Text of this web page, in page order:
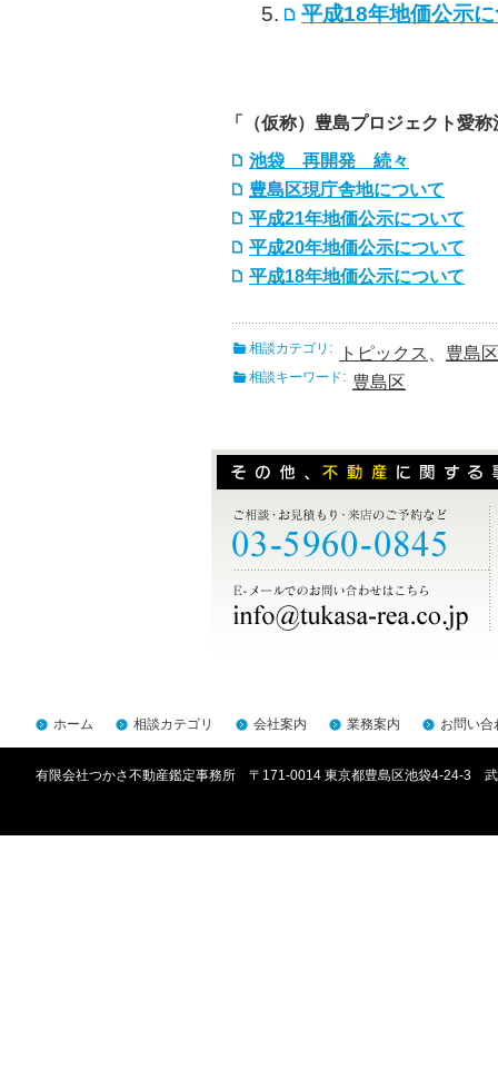
平成18年地価公示
「（仮称）豊島プロジェクト愛
池袋 再開発 続々
豊島区現庁舎地について
平成21年地価公示について
平成20年地価公示について
平成18年地価公示について
相談カテゴリ: トピックス 豊島区
相談キーワード: 豊島区
ホーム 相談カテゴリ 会社案内 業務案内 お問い合
有限会社つかさ不動産鑑定事務所 〒171-0014 東京都豊島区池袋4-24-3